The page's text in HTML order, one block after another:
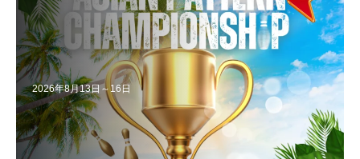
2026年8月13日～16日